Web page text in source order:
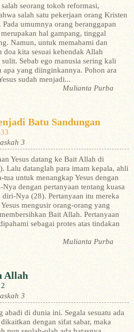
seorang tokoh reformasi,
salah satu pekerjaan orang Kristen
Pada umumnya orang beranggapan
hal gampang, tinggal
Namun, untuk memahami dan
doa kita sesuai kehendak Allah
Sebab ego manusia sering kali
apa yang diinginkannya. Pohon ara
sudah menjadi...
Mulianta Purba
Batu Sandungan
3
Yesus datang ke Bait Allah di
Lalu datanglah para imam kepala, ahli
tua untuk menangkap Yesus dengan
Nya dengan pertanyaan tentang kuasa
diri-Nya (28). Pertanyaan itu mereka
mengusir orang-orang yang
Bait Allah. Pertanyaan
sebagai protes atas tindakan
Mulianta Purba
Allah
3
abadi di dunia ini. Segala sesuatu ada
dengan sifat sabar, maka